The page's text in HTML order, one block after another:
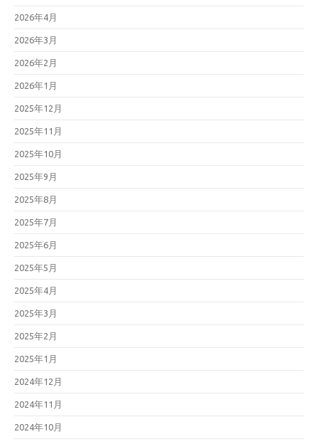
2026年4月
2026年3月
2026年2月
2026年1月
2025年12月
2025年11月
2025年10月
2025年9月
2025年8月
2025年7月
2025年6月
2025年5月
2025年4月
2025年3月
2025年2月
2025年1月
2024年12月
2024年11月
2024年10月